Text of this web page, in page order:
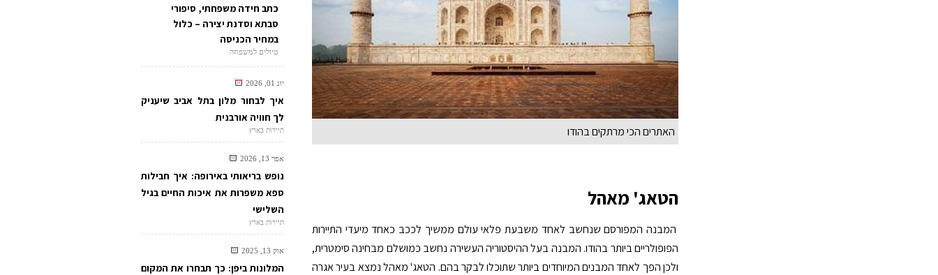
האתרים הכי מרתקים בהודו
הטאג' מאהל
המבנה המפורסם שנחשב לאחד משבעת פלאי עולם ממשיך לככב כאחד מיעדי התיירות
הפופולריים ביותר בהודו. המבנה בעל ההיסטוריה העשירה נחשב כמושלם מבחינה סימטרית,
ולכן הפך לאחד המבנים המיוחדים ביותר שתוכלו לבקר בהם. הטאג' מאהל נמצא בעיר אגרה
כתב חידה משפחתי, סיפורי
סבתא וסדנת יצירה – כלול
במחיר הכניסה
טיולים למשפחה
יונ 01, 2026
איך לבחור מלון בתל אביב שיעניק
לך חוויה אורבנית
תיירות בארץ
אפר 13, 2026
נופש בריאותי באירופה: איך חבילות
ספא משפרות את איכות החיים בגיל
השלישי
תיירות בארץ
אוק 13, 2025
המלונות ביפן: כך תבחרו את המקום